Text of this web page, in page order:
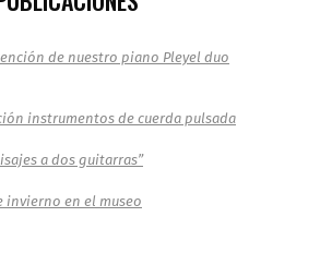
GYPSY TRIO
en el Museo del Sonido –
Especial en Barrio Yungay